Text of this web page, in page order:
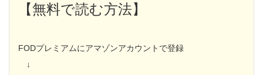
【無料で読む方法】
FODプレミアムにアマゾンアカウントで登録
↓